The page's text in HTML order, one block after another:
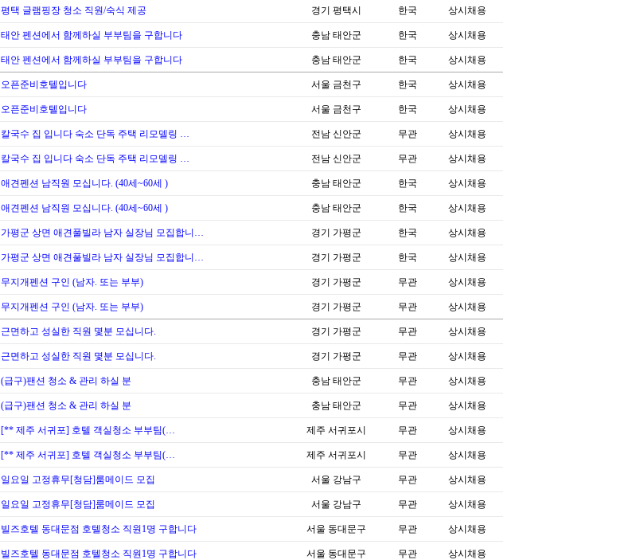
평택 글램핑장 청소 직원/숙식 제공 경기 평택시 한국 상시채용
태안 펜션에서 함께하실 부부팀을 구합니다 충남 태안군 한국 상시채용
태안 펜션에서 함께하실 부부팀을 구합니다 충남 태안군 한국 상시채용
오픈준비호텔입니다 서울 금천구 한국 상시채용
오픈준비호텔입니다 서울 금천구 한국 상시채용
칼국수 집 입니다 숙소 단독 주택 리모델링 … 전남 신안군 무관 상시채용
칼국수 집 입니다 숙소 단독 주택 리모델링 … 전남 신안군 무관 상시채용
애견펜션 남직원 모십니다. (40세~60세 ) 충남 태안군 한국 상시채용
애견펜션 남직원 모십니다. (40세~60세 ) 충남 태안군 한국 상시채용
가평군 상면 애견풀빌라 남자 실장님 모집합니… 경기 가평군 한국 상시채용
가평군 상면 애견풀빌라 남자 실장님 모집합니… 경기 가평군 한국 상시채용
무지개펜션 구인 (남자. 또는 부부) 경기 가평군 무관 상시채용
무지개펜션 구인 (남자. 또는 부부) 경기 가평군 무관 상시채용
근면하고 성실한 직원 몇분 모십니다. 경기 가평군 무관 상시채용
근면하고 성실한 직원 몇분 모십니다. 경기 가평군 무관 상시채용
(급구)팬션 청소 & 관리 하실 분 충남 태안군 무관 상시채용
(급구)팬션 청소 & 관리 하실 분 충남 태안군 무관 상시채용
[** 제주 서귀포] 호텔 객실청소 부부팀(… 제주 서귀포시 무관 상시채용
[** 제주 서귀포] 호텔 객실청소 부부팀(… 제주 서귀포시 무관 상시채용
일요일 고정휴무[청담]룸메이드 모집 서울 강남구 무관 상시채용
일요일 고정휴무[청담]룸메이드 모집 서울 강남구 무관 상시채용
빌즈호텔 동대문점 호텔청소 직원1명 구합니다 서울 동대문구 무관 상시채용
빌즈호텔 동대문점 호텔청소 직원1명 구합니다 서울 동대문구 무관 상시채용